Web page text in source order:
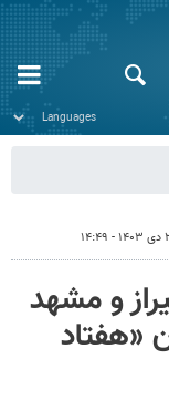
و مشهد
اکران «هفتاد